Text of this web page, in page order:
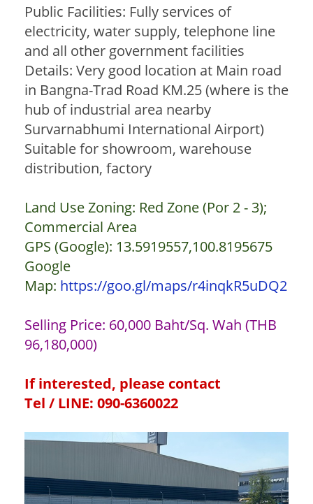
Public Facilities: Fully services of
electricity, water supply, telephone line
and all other government facilities
Details: Very good location at Main road
in Bangna-Trad Road KM.25 (where is the
hub of industrial area nearby
Survarnabhumi International Airport)
Suitable for showroom, warehouse
distribution, factory
Land Use Zoning: Red Zone (Por 2 - 3);
Commercial Area
GPS (Google): 13.5919557,100.8195675
Google
Map: https://goo.gl/maps/r4inqkR5uDQ2
Selling Price: 60,000 Baht/Sq. Wah (THB
96,180,000)
If interested, please contact
Tel / LINE: 090-6360022